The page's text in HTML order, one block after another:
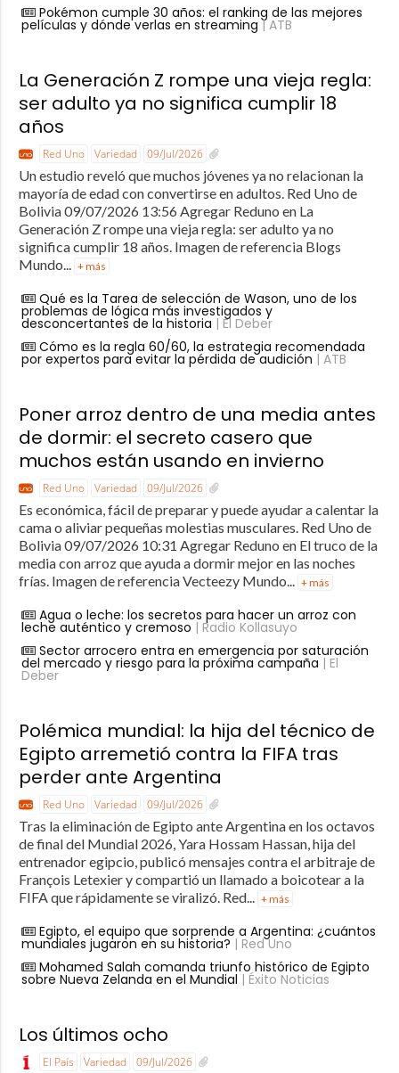
Pokémon cumple 30 años: el ranking de las mejores
películas y dónde verlas en streaming | ATB
La Generación Z rompe una vieja regla:
ser adulto ya no significa cumplir 18
años
Red Uno Variedad 09/Jul/2026
Un estudio reveló que muchos jóvenes ya no relacionan la
mayoría de edad con convertirse en adultos. Red Uno de
Bolivia 09/07/2026 13:56 Agregar Reduno en La
Generación Z rompe una vieja regla: ser adulto ya no
significa cumplir 18 años. Imagen de referencia Blogs
Mundo... + más
Qué es la Tarea de selección de Wason, uno de los
problemas de lógica más investigados y
desconcertantes de la historia | El Deber
Cómo es la regla 60/60, la estrategia recomendada
por expertos para evitar la pérdida de audición | ATB
Poner arroz dentro de una media antes
de dormir: el secreto casero que
muchos están usando en invierno
Red Uno Variedad 09/Jul/2026
Es económica, fácil de preparar y puede ayudar a calentar la
cama o aliviar pequeñas molestias musculares. Red Uno de
Bolivia 09/07/2026 10:31 Agregar Reduno en El truco de la
media con arroz que ayuda a dormir mejor en las noches
frías. Imagen de referencia Vecteezy Mundo... + más
Agua o leche: los secretos para hacer un arroz con
leche auténtico y cremoso | Radio Kollasuyo
Sector arrocero entra en emergencia por saturación
del mercado y riesgo para la próxima campaña | El
Deber
Polémica mundial: la hija del técnico de
Egipto arremetió contra la FIFA tras
perder ante Argentina
Red Uno Variedad 09/Jul/2026
Tras la eliminación de Egipto ante Argentina en los octavos
de final del Mundial 2026, Yara Hossam Hassan, hija del
entrenador egipcio, publicó mensajes contra el arbitraje de
François Letexier y compartió un llamado a boicotear a la
FIFA que rápidamente se viralizó. Red... + más
Egipto, el equipo que sorprende a Argentina: ¿cuántos
mundiales jugaron en su historia? | Red Uno
Mohamed Salah comanda triunfo histórico de Egipto
sobre Nueva Zelanda en el Mundial | Éxito Noticias
Los últimos ocho
El País Variedad 09/Jul/2026